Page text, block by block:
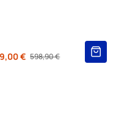
Regular Price
598,90 €
€